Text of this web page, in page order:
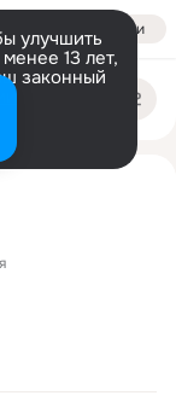
Войти
улучшить
13 лет,
законный